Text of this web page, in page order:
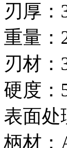
刃厚：
重量：
刃材：
硬度：
表面处
柄材：